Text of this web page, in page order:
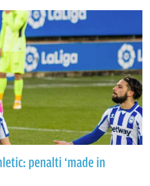
penalti ‘made in